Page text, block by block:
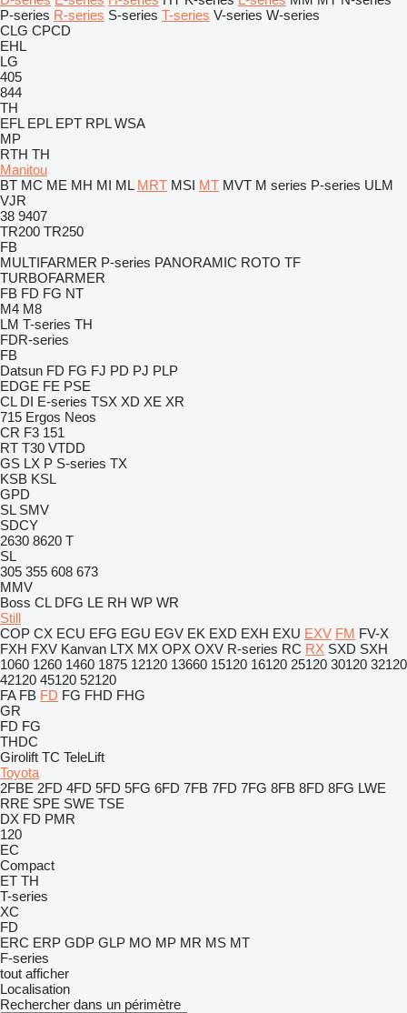
P-series R-series S-series T-series V-series W-series
CLG CPCD
EHL
LG
405
844
TH
EFL EPL EPT RPL WSA
MP
RTH TH
Manitou
BT MC ME MH MI ML MRT MSI MT MVT M series P-series ULM
VJR
38 9407
TR200 TR250
FB
MULTIFARMER P-series PANORAMIC ROTO TF
TURBOFARMER
FB FD FG NT
M4 M8
LM T-series TH
FDR-series
FB
Datsun FD FG FJ PD PJ PLP
EDGE FE PSE
CL DI E-series TSX XD XE XR
715 Ergos Neos
CR F3 151
RT T30 VTDD
GS LX P S-series TX
KSB KSL
GPD
SL SMV
SDCY
2630 8620 T
SL
305 355 608 673
MMV
Boss CL DFG LE RH WP WR
Still
COP CX ECU EFG EGU EGV EK EXD EXH EXU EXV FM FV-X
FXH FXV Kanvan LTX MX OPX OXV R-series RC RX SXD SXH
1060 1260 1460 1875 12120 13660 15120 16120 25120 30120 32120
42120 45120 52120
FA FB FD FG FHD FHG
GR
FD FG
THDC
Girolift TC TeleLift
Toyota
2FBE 2FD 4FD 5FD 5FG 6FD 7FB 7FD 7FG 8FB 8FD 8FG LWE
RRE SPE SWE TSE
DX FD PMR
120
EC
Compact
ET TH
T-series
XC
FD
ERC ERP GDP GLP MO MP MR MS MT
F-series
tout afficher
Localisation
Rechercher dans un périmètre